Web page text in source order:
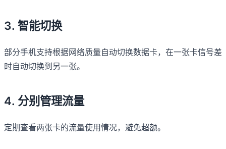
3. 智能切换
部分手机支持根据网络质量自动切换数据卡，在一张卡信号差
时自动切换到另一张。
4. 分别管理流量
定期查看两张卡的流量使用情况，避免超额。